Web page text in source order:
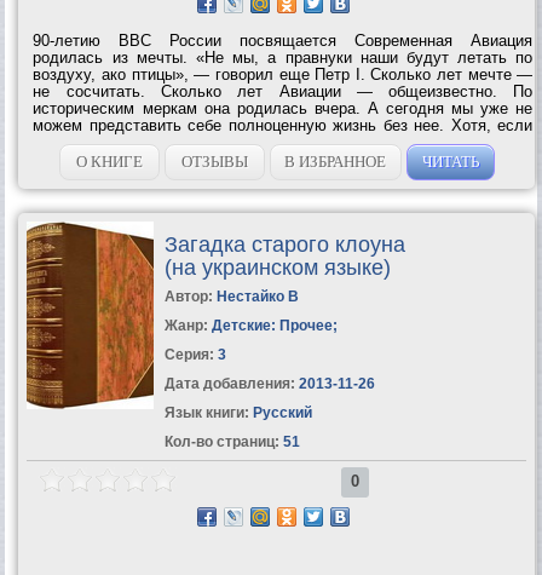
90-летию ВВС России посвящается Современная Авиация
родилась из мечты. «Не мы, а правнуки наши будут летать по
воздуху, ако птицы», — говорил еще Петр I. Сколько лет мечте —
не сосчитать. Сколько лет Авиации — общеизвестно. По
историческим меркам она родилась вчера. А сегодня мы уже не
можем представить себе полноценную жизнь без нее. Хотя, если
постараться, представить можно: от Москвы до Владивостока —
на поезде, из Европы в...
О КНИГЕ ОТЗЫВЫ В ИЗБРАННОЕ ЧИТАТЬ
Загадка старого клоуна
(на украинском языке)
Автор: Нестайко В
Жанр: Детские: Прочее;
Серия: 3
Дата добавления: 2013-11-26
Язык книги: Русский
Кол-во страниц: 51
0